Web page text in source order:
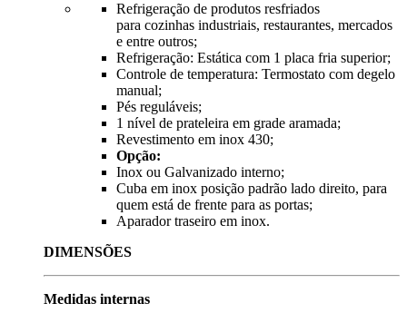
Refrigeração de produtos resfriados
para cozinhas industriais, restaurantes, mercados
e entre outros;
Refrigeração: Estática com 1 placa fria superior;
Controle de temperatura: Termostato com degelo
manual;
Pés reguláveis;
1 nível de prateleira em grade aramada;
Revestimento em inox 430;
Opção:
Inox ou Galvanizado interno;
Cuba em inox posição padrão lado direito, para
quem está de frente para as portas;
Aparador traseiro em inox.
DIMENSÕES
Medidas internas